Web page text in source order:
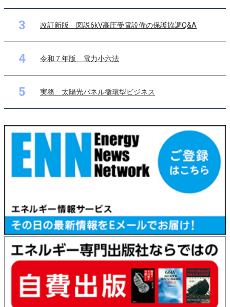
3 改訂新版 図説6kV高圧受電設備の保護協調Q&A
4 令和７年版 電力小六法
5 実務 太陽光パネル循環型ビジネス